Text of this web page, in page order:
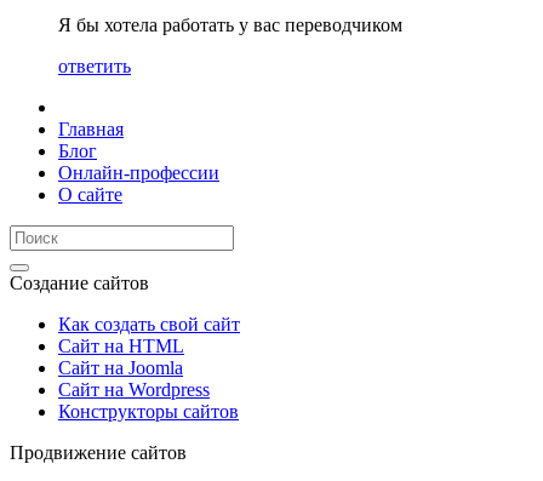
Я бы хотела работать у вас переводчиком
ответить
Главная
Блог
Онлайн-профессии
О сайте
Создание сайтов
Как создать свой сайт
Сайт на HTML
Сайт на Joomla
Сайт на Wordpress
Конструкторы сайтов
Продвижение сайтов